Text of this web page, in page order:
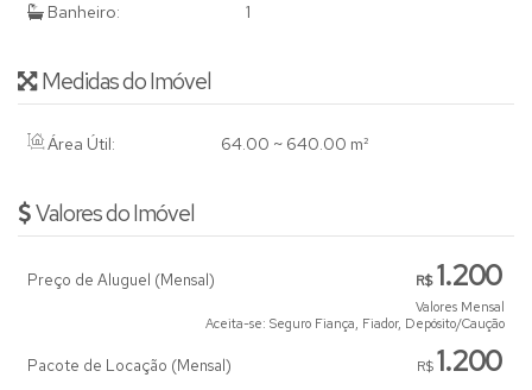
Banheiro: 1
Medidas do Imóvel
Área Útil: 64.00 ~ 640.00 m²
Valores do Imóvel
R$1.200
Preço de Aluguel (Mensal)
Valores Mensal
Aceita-se: Seguro Fiança, Fiador, Depósito/Caução
R$ 1.200
Pacote de Locação (Mensal)